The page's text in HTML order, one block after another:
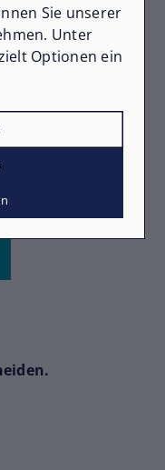
Sie unserer
Unter
Optionen ein